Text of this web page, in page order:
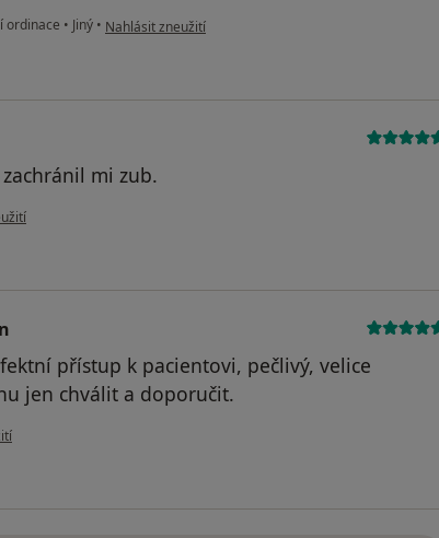
ordinace • Jiný • podle názoru uživatele Petra
Nahlásit zneužití
mi zub.
Pacient
přístup k pacientovi, pečlivý, velice
jen chválit a doporučit.
Váš účet byl odstraněn